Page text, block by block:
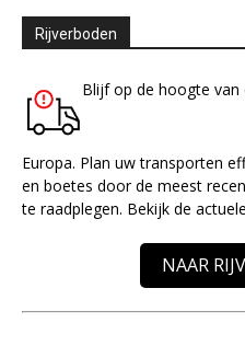
Rijverboden
Blijf op de hoogte van
Europa. Plan uw transporten
en boetes door de meest
te raadplegen. Bekijk de
NAAR